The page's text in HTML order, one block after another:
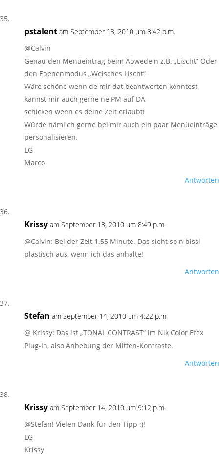
pstalent am September 13, 2010 um 8:42 p.m.
@Calvin
Genau den Menüeintrag beim Abwedeln z.B. „Lischt“ Oder
den Ebenenmodus „Weisches Lischt“
Wäre schöne wenn de mir dat beantworten könntest
kannst mir auch gerne ne PM auf DA
schicken wenn es deine Zeit erlaubt!
Würde nämlich gerne bei mir auch ein paar Menüeinträge
personalisieren.
LG
Marco
Antworten
Krissy am September 13, 2010 um 8:49 p.m.
@Calvin: Bei der Zeit 1.55 Minute. Das sieht so n bissl
plastisch aus, wenn ich das anhalte!
Antworten
Stefan am September 14, 2010 um 4:22 p.m.
@ Krissy: Das ist „TONAL CONTRAST“ im Nik Color Efex
Plug-In, also Anhebung der Mitten-Kontraste.
Antworten
Krissy am September 14, 2010 um 9:12 p.m.
@Stefan! Vielen Dank für den Tipp :)!
LG
Krissy